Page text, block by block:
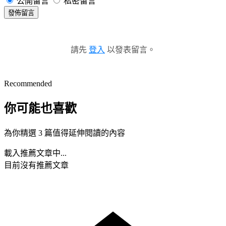
發佈留言
請先 登入 以發表留言。
Recommended
你可能也喜歡
為你精選 3 篇值得延伸閱讀的內容
載入推薦文章中...
目前沒有推薦文章